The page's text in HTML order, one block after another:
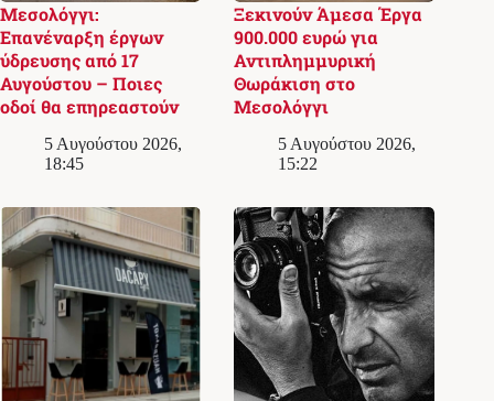
Μεσολόγγι:
Επανέναρξη έργων
ύδρευσης από 17
Αυγούστου – Ποιες
οδοί θα επηρεαστούν
5 Αυγούστου 2026,
18:45
Ξεκινούν Άμεσα Έργα
900.000 ευρώ για
Αντιπλημμυρική
Θωράκιση στο
Μεσολόγγι
5 Αυγούστου 2026,
15:22